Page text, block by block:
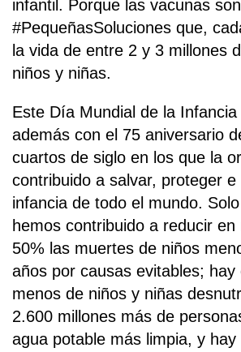
infantil. Porque las vacunas son
#PequeñasSoluciones que,
la vida de entre 2 y 3 millones
niños y niñas.
Este Día Mundial de la Infancia
además con el 75 aniversario
cuartos de siglo en los que la
contribuido a salvar, proteger
infancia de todo el mundo.
hemos contribuido a reducir en
50% las muertes de niños
años por causas evitables; hay
menos de niños y niñas
2.600 millones más de
agua potable más limpia, y